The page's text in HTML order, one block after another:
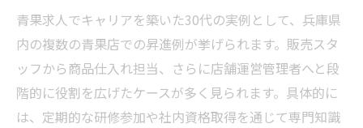
青果求人でキャリアを築いた30代の実例として、兵庫県
内の複数の青果店での昇進例が挙げられます。販売スタ
ッフから商品仕入れ担当、さらに店舗運営管理者へと段
階的に役割を広げたケースが多く見られます。具体的に
は、定期的な研修参加や社内資格取得を通じて専門知識